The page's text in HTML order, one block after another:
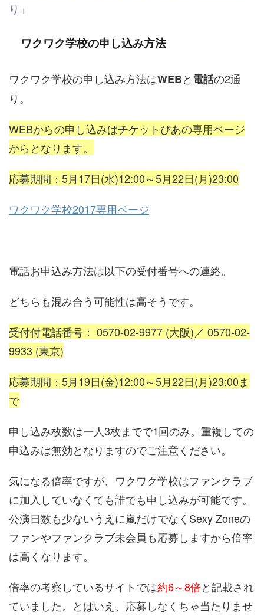
り」
ワクワク学校の申し込み方法
ワクワク学校の申し込み方法はWEBと電話の2通
り。
WEBからの申し込みはチケットぴあの専用ページ
からとなります。
応募期間：5月17日(水)12:00～5月22日(月)23:00
ワクワク学校2017専用ページ
電話お申込み方法は以下の受付番号への連絡。
どちらも混み合う可能性は高そうです。
受付付電話番号： 0570-02-9977 (大阪)／ 0570-02-
9933 (東京)
応募期間：5月19日(金)12:00～5月22日(月)23:00ま
で
申し込み枚数は一人3枚までで1回のみ。重複しての
申込みは無効となりますのでご注意ください。
気になる倍率ですが、ワクワク学校はファンクラブ
に加入していなくても誰でも申し込みが可能です。
公演日数も少ないうえに嵐だけでなくSexy Zoneの
ファンやファンクラブ未会員も応募しますから倍率
は高くなります。
倍率の考察しているサイトでは約6～8倍と記載され
ていました。とはいえ、応募しなくちゃ当たりませ